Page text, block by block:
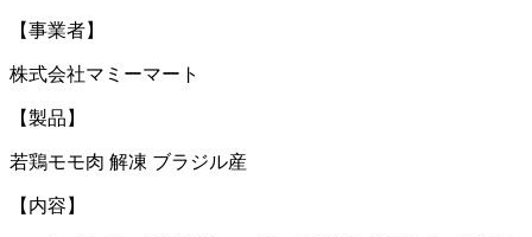
【事業者】
株式会社マミーマート
【製品】
若鶏モモ肉 解凍 ブラジル産
【内容】